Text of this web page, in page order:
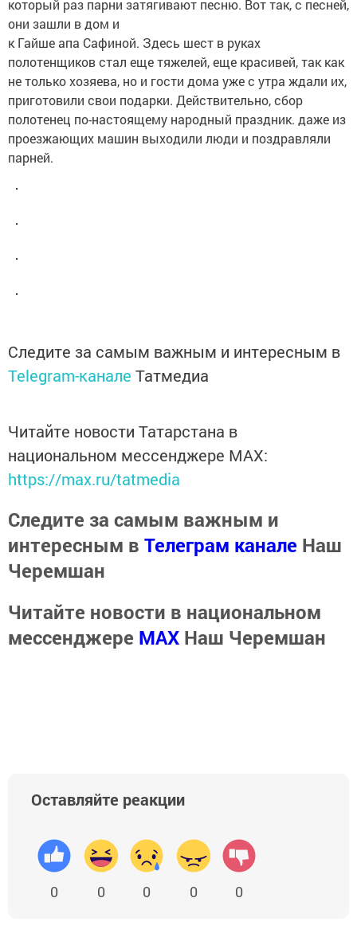
который раз парни затягивают песню. Вот так, с песней,
они зашли в дом и
к Гайше апа Сафиной. Здесь шест в руках
полотенщиков стал еще тяжелей, еще красивей, так как
не только хозяева, но и гости дома уже с утра ждали их,
приготовили свои подарки. Действительно, сбор
полотенец по-настоящему народный праздник. даже из
проезжающих машин выходили люди и поздравляли
парней.
Следите за самым важным и интересным в
Telegram-канале Татмедиа
Читайте новости Татарстана в
национальном мессенджере MАХ:
https://max.ru/tatmedia
Следите за самым важным и
интересным в Телеграм канале Наш
Черемшан
Читайте новости в национальном
мессенджере MАХ Наш Черемшан
Оставляйте реакции
0 0 0 0 0